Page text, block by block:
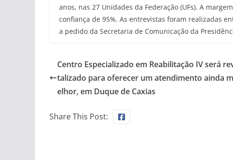
anos, nas 27 Unidades da Federação (UFs). A
confiança de 95%. As entrevistas foram realizadas
a pedido da Secretaria de Comunicação da
Centro Especializado em Reabilitação IV será
talizado para oferecer um atendimento ainda m
elhor, em Duque de Caxias
Share This Post: